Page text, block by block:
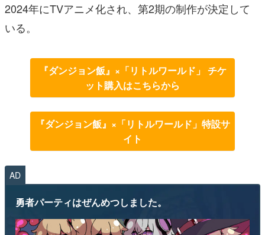
2024年にTVアニメ化され、第2期の制作が決定して
いる。
『ダンジョン飯』×「リトルワールド」 チケ
ット購入はこちらから
『ダンジョン飯』×「リトルワールド」特設サ
イト
AD
勇者パーティはぜんめつしました。